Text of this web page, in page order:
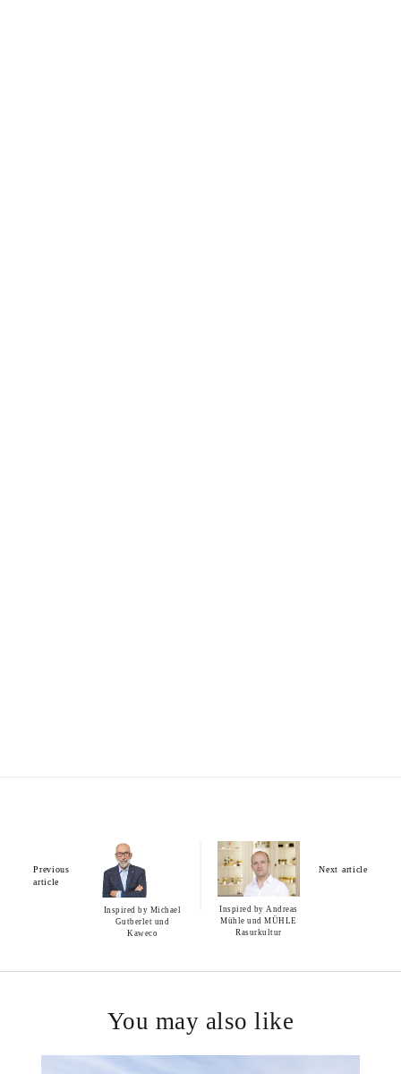
Previous
article
Inspired by Michael
Gutberlet und
Kaweco
Next article
Inspired by Andreas
Mühle und MÜHLE
Rasurkultur
You may also like